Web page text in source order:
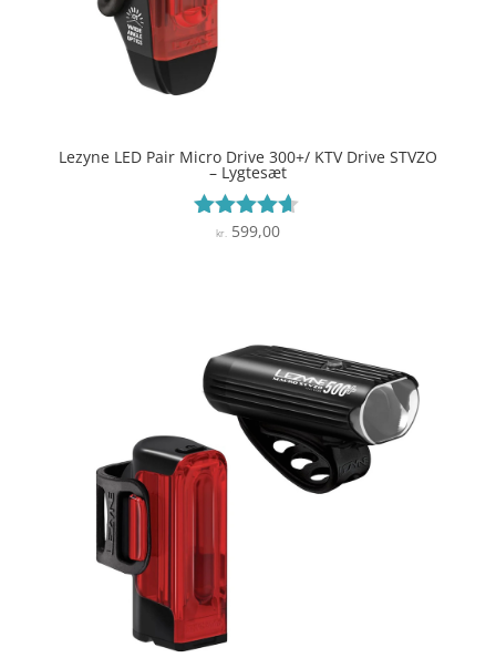
Lezyne LED Pair Micro Drive 300+/ KTV Drive STVZO
– Lygtesæt
Vurderet
kr.599,00